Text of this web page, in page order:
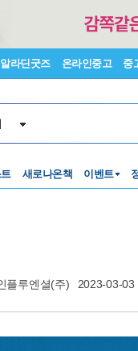
알라딘굿즈 온라인중고 중
새로나온책 이벤트
플루엔셜(주) 2023-03-03